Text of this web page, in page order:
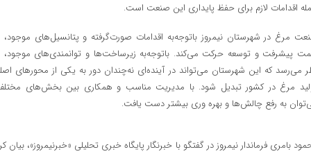
اقدامات لازم برای حفظ پایداری این صنعت است.
مرغ در شهرستان نیمروز باتوجه‌به اقدامات صورت‌گرفته و پتانسیل‌های موجود،
پیشرفت و توسعه حرکت می‌کند. باتوجه‌به زیرساخت‌ها و توانمندی‌های موجود،
می‌رسد که این شهرستان می‌تواند در آینده‌ای نه‌چندان دور به یکی از محورهای
مرغ در کشور تبدیل شود. با مدیریت مناسب و همکاری بین بخش‌های
به رفع چالش‌ها و بهره وری بیشتر دست یافت.
بامری فرماندار نیمروز در گفتگو با خبرنگار پایگاه خبری تحلیلی «خبرنیمروز»، بیان